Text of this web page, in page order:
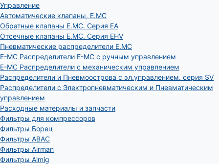
Управление
Автоматические клапаны, Е.МС
Обратные клапаны E.MC. Серия EA
Отсечные клапаны E.MC. Серия EHV
Пневматические распределители E.MC
E-MC Распределители E-MC с ручным управлением
E-MC Распределители с механическим управлением
Распределители и Пневмоострова с эл.управлением. серия SV
Распределители с Электропневматическим и Пневматическим
управлением
Расходные материалы и запчасти
Фильтры для компрессоров
Фильтры Борец
Фильтры ABAC
Фильтры Airman
Фильтры Almig